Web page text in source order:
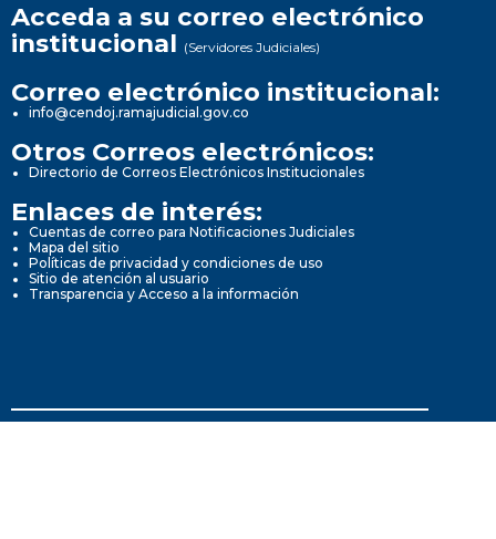
Acceda a su correo electrónico
institucional (Servidores Judiciales)
Correo electrónico institucional:
info@cendoj.ramajudicial.gov.co
Otros Correos electrónicos:
Directorio de Correos Electrónicos Institucionales
Enlaces de interés:
Cuentas de correo para Notificaciones Judiciales
Mapa del sitio
Políticas de privacidad y condiciones de uso
Sitio de atención al usuario
Transparencia y Acceso a la información